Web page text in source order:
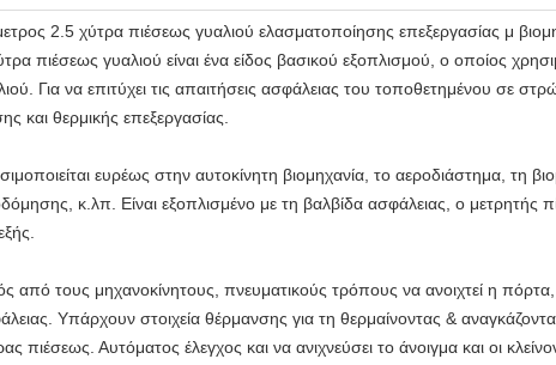
2.5 χύτρα πιέσεως γυαλιού ελασματοποίησης επεξεργασίας μ
πιέσεως γυαλιού είναι ένα είδος βασικού εξοπλισμού, ο οποίος
Για να επιτύχει τις απαιτήσεις ασφάλειας του τοποθετημένου σε
και θερμικής επεξεργασίας.
ευρέως στην αυτοκίνητη βιομηχανία, το αεροδιάστημα, τη
κ.λπ. Είναι εξοπλισμένο με τη βαλβίδα ασφάλειας, ο μετρητής
από τους μηχανοκίνητους, πνευματικούς τρόπους να ανοιχτεί η
Υπάρχουν στοιχεία θέρμανσης για τη θερμαίνοντας &
πιέσεως. Αυτόματος έλεγχος και να ανιχνεύσει το άνοιγμα και οι